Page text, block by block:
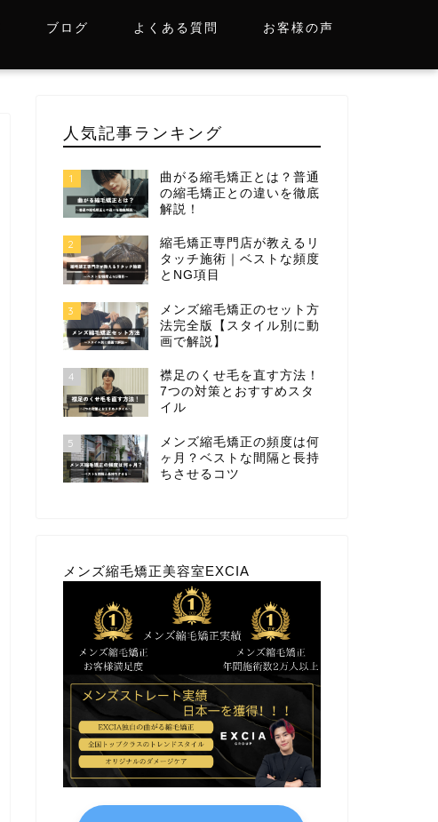
ブログ よくある質問 お客様の声
人気記事ランキング
1
曲がる縮毛矯正とは？普通
の縮毛矯正との違いを徹底
解説！
2
縮毛矯正専門店が教えるリ
タッチ施術｜ベストな頻度
とNG項目
3
メンズ縮毛矯正のセット方
法完全版【スタイル別に動
画で解説】
4
襟足のくせ毛を直す方法！
7つの対策とおすすめスタ
イル
5
メンズ縮毛矯正の頻度は何
ヶ月？ベストな間隔と長持
ちさせるコツ
メンズ縮毛矯正美容室EXCIA